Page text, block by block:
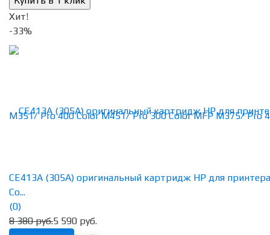
Хит!
-33%
CE413A (305A) оригинальный картридж HP для
Co...
(0)
8 380 руб.5 590 руб.